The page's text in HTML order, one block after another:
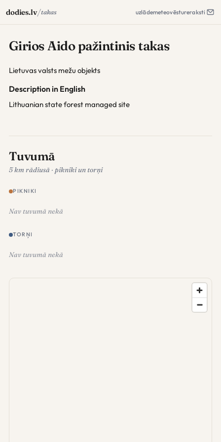
dodies.lv/takas uzlādemeteovēstureraksti
Girios Aido pažintinis takas
Lietuvas valsts mežu objekts
Description in English
Lithuanian state forest managed site
Tuvumā
5 km rādiusā · pikniki un torņi
PIKNIKI
Nav tuvumā nekā
TORŅI
Nav tuvumā nekā